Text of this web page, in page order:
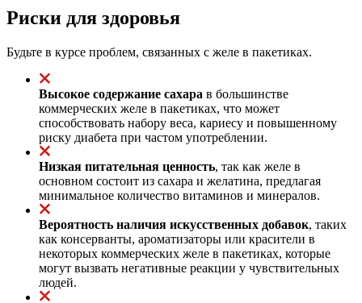
Риски для здоровья
Будьте в курсе проблем, связанных с желе в пакетиках.
Высокое содержание сахара в большинстве
коммерческих желе в пакетиках, что может
способствовать набору веса, кариесу и повышенному
риску диабета при частом употреблении.
Низкая питательная ценность, так как желе в
основном состоит из сахара и желатина, предлагая
минимальное количество витаминов и минералов.
Вероятность наличия искусственных добавок, таких
как консерванты, ароматизаторы или красители в
некоторых коммерческих желе в пакетиках, которые
могут вызвать негативные реакции у чувствительных
людей.